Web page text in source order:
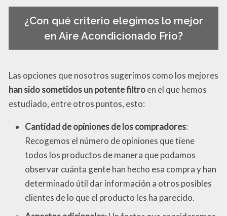
¿Con qué criterio elegimos lo mejor
en Aire Acondicionado Frio?
Las opciones que nosotros sugerimos como los mejores
han sido sometidos un potente filtroen el que hemos
estudiado, entre otros puntos, esto:
Cantidad de opiniones de los compradores:
Recogemos el número de opiniones que tiene
todos los productos de manera que podamos
observar cuánta gente han hecho esa compra y han
determinado útil dar información a otros posibles
clientes de lo que el producto les ha parecido.